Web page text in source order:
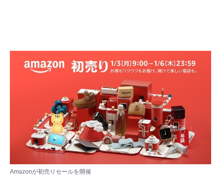
Amazonが初売りセールを開催